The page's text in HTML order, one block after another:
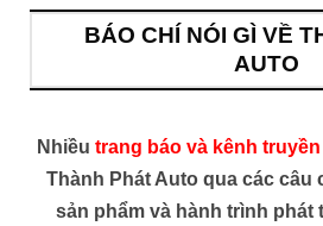
BÁO CHÍ NÓI GÌ VỀ
AUTO
Nhiều trang báo và kênh
Thành Phát Auto qua các câu
sản phẩm và hành trình